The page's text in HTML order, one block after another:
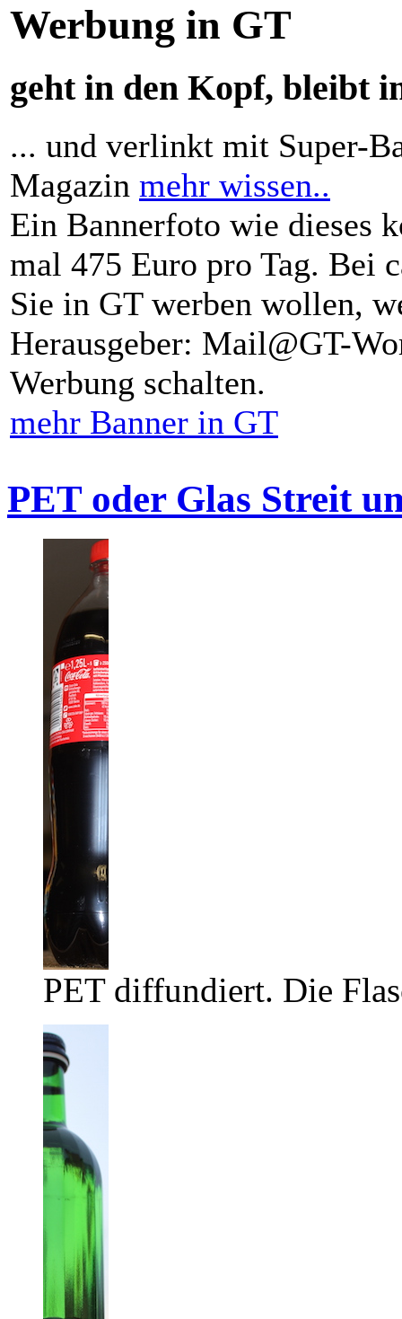
Werbung in GT
geht in den Kopf, bleibt
... und verlinkt mit Super-
Magazin mehr wissen..
Ein Bannerfoto wie dieses
mal 475 Euro pro Tag. Bei
Sie in GT werben wollen,
Herausgeber: Mail@GT-
Werbung schalten.
mehr Banner in GT
PET oder Glas Streit
PET diffundiert. Die